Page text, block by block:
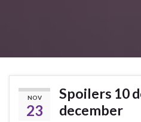
NOV
23
Spoilers 10
december